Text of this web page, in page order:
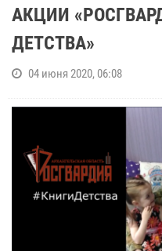
АКЦИИ
ДЕТСТВА»
04 июня 2020, 06:08